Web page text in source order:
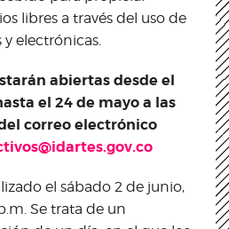
libres a través del uso de
electrónicas.
abiertas desde el
el 24 de mayo a las
correo electrónico
el sábado 2 de junio,
Se trata de un